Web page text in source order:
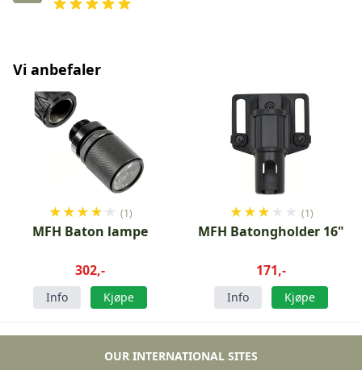
Vi anbefaler
★★★★ ★ (1)
MFH Baton lampe
302,-
Info Kjøpe
★★★ ★ ★ (1)
MFH Batongholder 16"
171,-
Info Kjøpe
OUR INTERNATIONAL SITES